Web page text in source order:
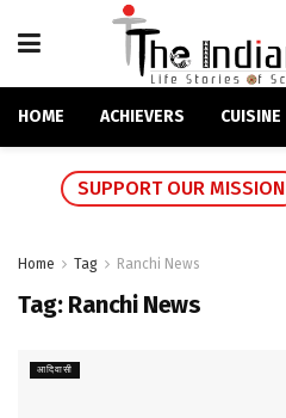
HOME ACHIEVERS CUISINE
SUPPORT OUR MISSION
Home Tag Ranchi News
Tag: Ranchi News
आदिवासी